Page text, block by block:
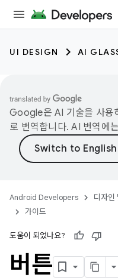
UI DESIGN AI
Google은 AI 기술을 사용
로 번역합니다. AI 번역에
Android Developers 디자인
가이드
도움이 되었나요?
버튼